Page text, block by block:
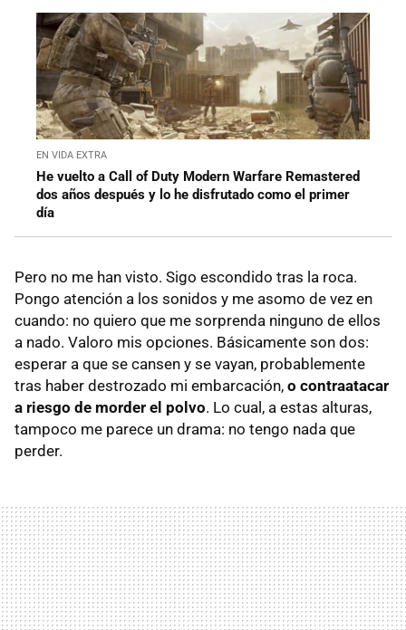
EN VIDA EXTRA
He vuelto a Call of Duty Modern Warfare Remastered
dos años después y lo he disfrutado como el primer
día
Pero no me han visto. Sigo escondido tras la roca.
Pongo atención a los sonidos y me asomo de vez en
cuando: no quiero que me sorprenda ninguno de ellos
a nado. Valoro mis opciones. Básicamente son dos:
esperar a que se cansen y se vayan, probablemente
tras haber destrozado mi embarcación, o contraatacar
a riesgo de morder el polvo. Lo cual, a estas alturas,
tampoco me parece un drama: no tengo nada que
perder.